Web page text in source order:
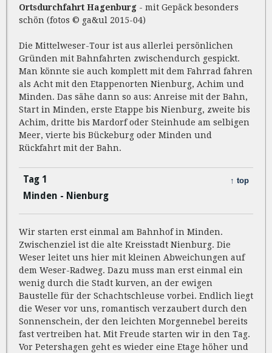
Ortsdurchfahrt Hagenburg- mit Gepäck besonders
schön (fotos © ga&ul 2015-04)
Die Mittelweser-Tour ist aus allerlei persönlichen
Gründen mit Bahnfahrten zwischendurch gespickt.
Man könnte sie auch komplett mit dem Fahrrad fahren
als Acht mit den Etappenorten Nienburg, Achim und
Minden. Das sähe dann so aus: Anreise mit der Bahn,
Start in Minden, erste Etappe bis Nienburg, zweite bis
Achim, dritte bis Mardorf oder Steinhude am selbigen
Meer, vierte bis Bückeburg oder Minden und
Rückfahrt mit der Bahn.
Tag 1
Minden - Nienburg
↑ top
Wir starten erst einmal am Bahnhof in Minden.
Zwischenziel ist die alte Kreisstadt Nienburg. Die
Weser leitet uns hier mit kleinen Abweichungen auf
dem Weser-Radweg. Dazu muss man erst einmal ein
wenig durch die Stadt kurven, an der ewigen
Baustelle für der Schachtschleuse vorbei. Endlich liegt
die Weser vor uns, romantisch verzaubert durch den
Sonnenschein, der den leichten Morgennebel bereits
fast vertreiben hat. Mit Freude starten wir in den Tag.
Vor Petershagen geht es wieder eine Etage höher und